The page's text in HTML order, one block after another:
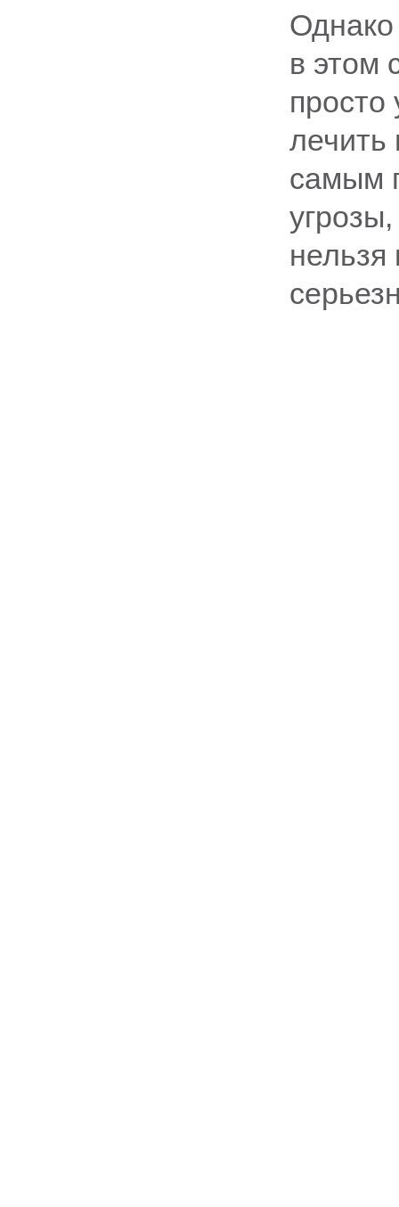
Однако
в этом
просто
лечить
самым